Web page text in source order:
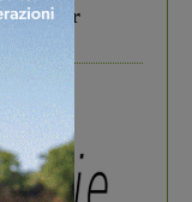
per far